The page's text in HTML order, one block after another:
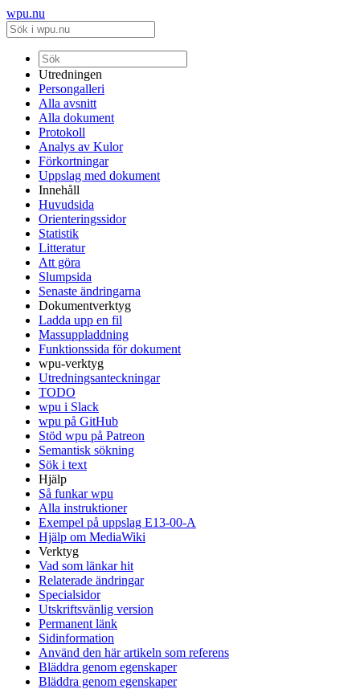
wpu.nu
Utredningen
Persongalleri
Alla avsnitt
Alla dokument
Protokoll
Analys av Kulor
Förkortningar
Uppslag med dokument
Innehåll
Huvudsida
Orienteringssidor
Statistik
Litteratur
Att göra
Slumpsida
Senaste ändringarna
Dokumentverktyg
Ladda upp en fil
Massuppladdning
Funktionssida för dokument
wpu-verktyg
Utredningsanteckningar
TODO
wpu i Slack
wpu på GitHub
Stöd wpu på Patreon
Semantisk sökning
Sök i text
Hjälp
Så funkar wpu
Alla instruktioner
Exempel på uppslag E13-00-A
Hjälp om MediaWiki
Verktyg
Vad som länkar hit
Relaterade ändringar
Specialsidor
Utskriftsvänlig version
Permanent länk
Sidinformation
Använd den här artikeln som referens
Bläddra genom egenskaper
Bläddra genom egenskaper